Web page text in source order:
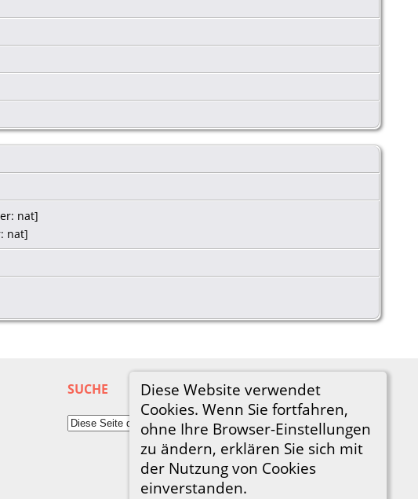
Diese Website verwendet
Cookies. Wenn Sie fortfahren,
ohne Ihre Browser-Einstellungen
zu ändern, erklären Sie sich mit
der Nutzung von Cookies
einverstanden.
nat]
nat]
SUCHE